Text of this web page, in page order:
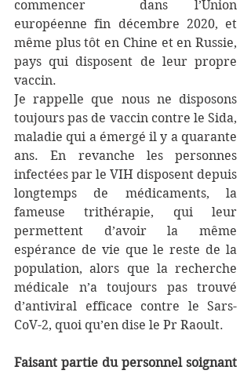
commencer  dans l’Union
européenne fin décembre 2020, et
même plus tôt en Chine et en Russie,
pays qui disposent de leur propre
vaccin.
Je rappelle que nous ne disposons
toujours pas de vaccin contre le Sida,
maladie qui a émergé il y a quarante
ans. En revanche les personnes
infectées par le VIH disposent depuis
longtemps de médicaments, la
fameuse trithérapie, qui leur
permettent d’avoir la même
espérance de vie que le reste de la
population, alors que la recherche
médicale n’a toujours pas trouvé
d’antiviral efficace contre le Sars-
CoV-2, quoi qu’en dise le Pr Raoult.
Faisant partie du personnel soignant